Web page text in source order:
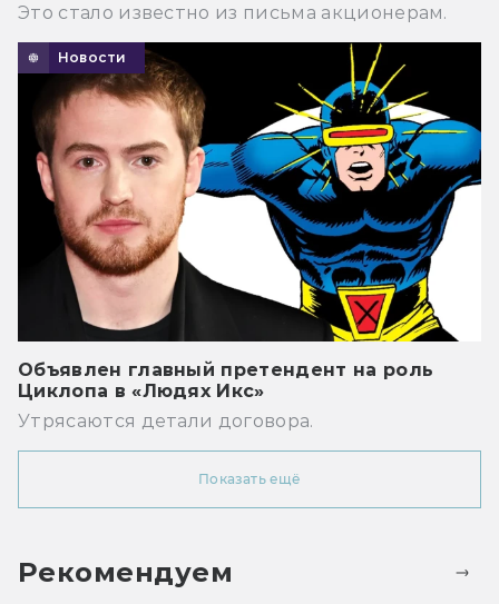
Это стало известно из письма акционерам.
Новости
Объявлен главный претендент на роль
Циклопа в «Людях Икс»
Утрясаются детали договора.
Показать ещё
Рекомендуем